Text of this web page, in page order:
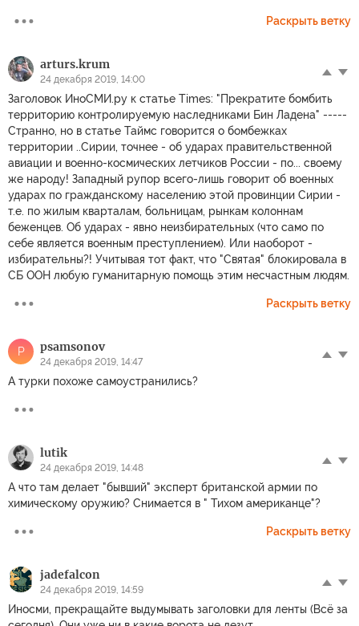
Раскрыть ветку
arturs.krum
24 декабря 2019, 14:00
Заголовок ИноСМИ.ру к статье Times: "Прекратите бомбить
территорию контролируемую наследниками Бин Ладена" -----
Странно, но в статье Таймс говорится о бомбежках
территории ..Сирии, точнее - об ударах правительственной
авиации и военно-космических летчиков России - по... своему
же народу! Западный рупор всего-лишь говорит об военных
ударах по гражданскому населению этой провинции Сирии -
т.е. по жилым кварталам, больницам, рынкам колоннам
беженцев. Об ударах - явно неизбирательных (что само по
себе является военным преступлением). Или наоборот -
избирательны?! Учитывая тот факт, что "Святая" блокировала в
СБ ООН любую гуманитарную помощь этим несчастным людям.
Раскрыть ветку
P psamsonov
24 декабря 2019, 14:47
А турки похоже самоустранились?
lutik
24 декабря 2019, 14:48
А что там делает "бывший" эксперт британской армии по
химическому оружию? Снимается в " Тихом американце"?
Раскрыть ветку
jadefalcon
24 декабря 2019, 14:59
Иносми, прекращайте выдумывать заголовки для ленты (Всё за